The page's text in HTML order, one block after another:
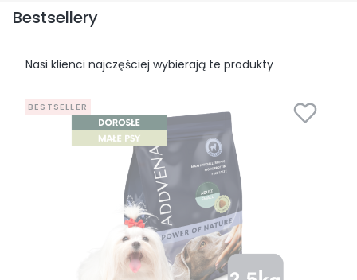
Bestsellery
Nasi klienci najczęściej wybierają te produkty
BESTSELLER